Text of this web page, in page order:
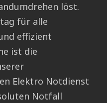
löst.
für alle
effizient
ist die
Elektro Notdienst
Notfall